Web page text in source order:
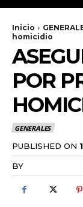
Inicio
homicidio
POR
GENERALES
PUBLISHED ON
BY